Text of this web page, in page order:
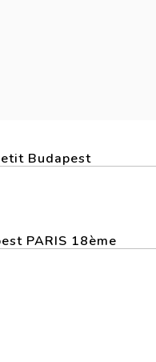
Budapest
PARIS 18ème